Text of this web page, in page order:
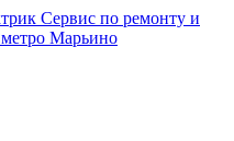
Сервис по ремонту и
Марьино